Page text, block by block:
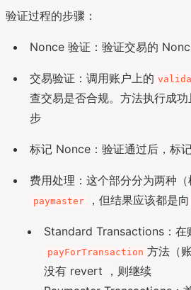
验证过程的步骤：
Nonce 验证：验证交易的
交易验证：调用账户上的
查交易是否合规。方法执行成
步
标记 Nonce：验证通过后，标
费用处理：这个部分分为两种
paymaster ，但结果应该都是向
Standard Transactions：在
payForTransaction 方法（
没有 revert ，则继续